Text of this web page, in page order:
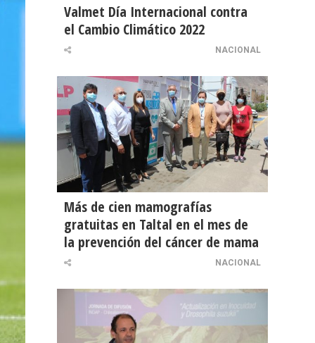
Valmet Día Internacional contra
el Cambio Climático 2022
NACIONAL
Más de cien mamografías
gratuitas en Taltal en el mes de
la prevención del cáncer de mama
NACIONAL